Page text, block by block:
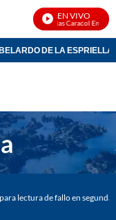
EN VIVO
Noticias Caracol En Vivo
DE LA ESPRIELLA
para lectura de fallo en